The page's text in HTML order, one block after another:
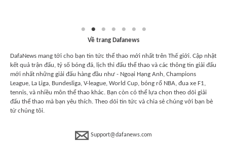
Về trang Dafanews
DafaNews mang tới cho bạn tin tức thể thao mới nhất trên Thế giới. Cập nhật
kết quả trận đấu, tỷ số bóng đá, lịch thi đấu thể thao và các thông tin giải đấu
mới nhất những giải đấu hàng đầu như - Ngoại Hạng Anh, Champions
League, La Liga, Bundesliga, V-league, World Cup, bóng rổ NBA, đua xe F1,
tennis, và nhiều môn thể thao khác. Bạn còn có thể lựa chọn theo dõi giải
đấu thể thao mà bạn yêu thích. Theo dõi tin tức và chia sẻ chúng với bạn bè
từ chúng tôi.
Support@dafanews.com